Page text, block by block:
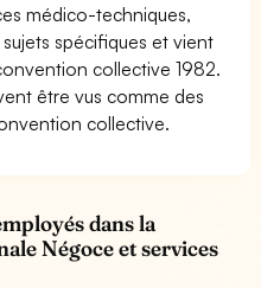
médico-techniques,
spécifiques et vient
collective 1982.
être vus comme des
collective.
dans la
Négoce et services